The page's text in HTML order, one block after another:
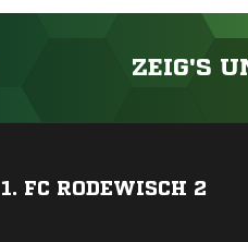
ZEIG'S
1. FC RODEWISCH 2